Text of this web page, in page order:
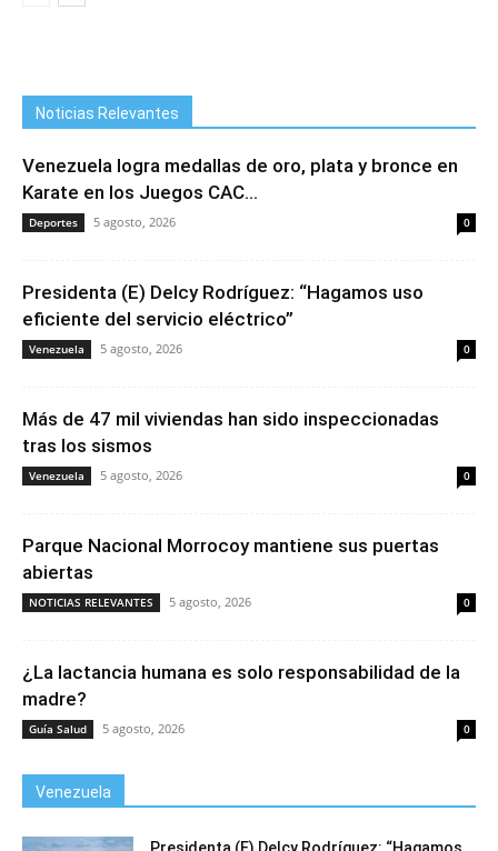
Noticias Relevantes
Venezuela logra medallas de oro, plata y bronce en
Karate en los Juegos CAC...
Deportes 5 agosto, 2026 0
Presidenta (E) Delcy Rodríguez: “Hagamos uso
eficiente del servicio eléctrico”
Venezuela 5 agosto, 2026 0
Más de 47 mil viviendas han sido inspeccionadas
tras los sismos
Venezuela 5 agosto, 2026 0
Parque Nacional Morrocoy mantiene sus puertas
abiertas
NOTICIAS RELEVANTES 5 agosto, 2026 0
¿La lactancia humana es solo responsabilidad de la
madre?
Guía Salud 5 agosto, 2026 0
Venezuela